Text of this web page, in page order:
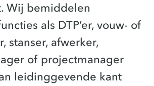
Wij bemiddelen
als DTP’er, vouw- of
stanser, afwerker,
of projectmanager
leidinggevende kant